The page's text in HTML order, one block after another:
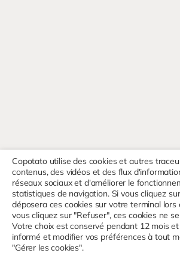
Copotato utilise des cookies et autres
contenus, des vidéos et des flux
réseaux sociaux et d'améliorer le
statistiques de navigation. Si vous cliquez
déposera ces cookies sur votre terminal lors
vous cliquez sur "Refuser", ces cookies ne
Votre choix est conservé pendant 12 mois
informé et modifier vos préférences à tout
"Gérer les cookies".